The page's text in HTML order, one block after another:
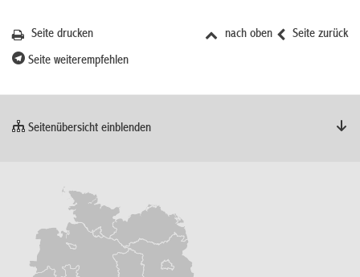
Seite zurück
nach oben
Seite drucken
Seite weiterempfehlen
Seitenübersicht einblenden